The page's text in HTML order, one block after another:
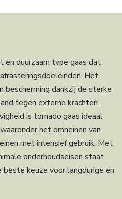
en duurzaam type gaas dat
Het
bescherming dankzij de sterke
tegen externe krachten.
is tornado gaas ideaal
het omheinen van
met intensief gebruik. Met
onderhoudseisen staat
beste keuze voor langdurige en